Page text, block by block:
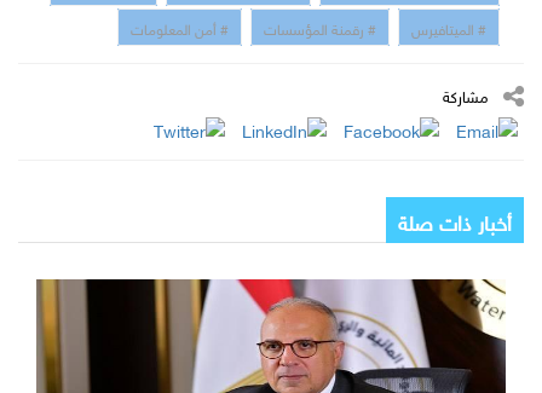
# الميتافيرس
# رقمنة المؤسسات # أمن المعلومات
مشاركة
أخبار ذات صلة